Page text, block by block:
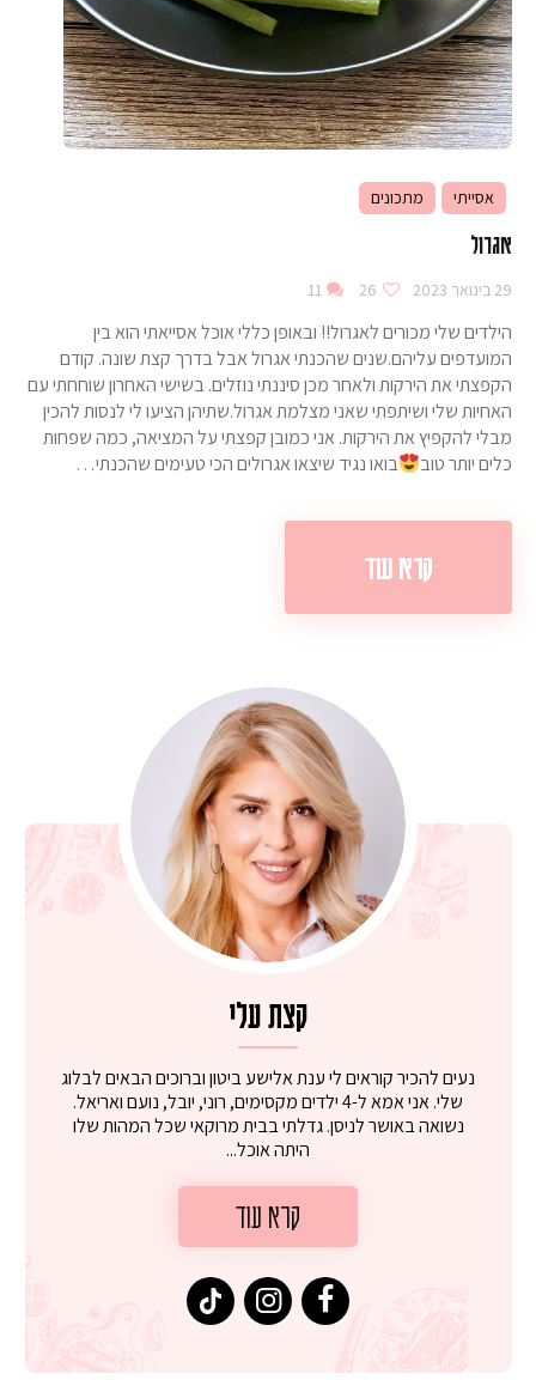
אסייתי מתכונים
אגרול
29 בינואר 2023 26
11
הילדים שלי מכורים לאגרול!! ובאופן כללי אוכל אסייאתי הוא בין
המועדפים עליהם.שנים שהכנתי אגרול אבל בדרך קצת שונה. קודם
הקפצתי את הירקות ולאחר מכן סיננתי נוזלים. בשישי האחרון שוחחתי עם
האחיות שלי ושיתפתי שאני מצלמת אגרול.שתיהן הציעו לי לנסות להכין
מבלי להקפיץ את הירקות. אני כמובן קפצתי על המציאה, כמה שפחות
כלים יותר טוב
בואו נגיד שיצאו אגרולים הכי טעימים שהכנתי…
קרא עוד
קצת עלי
נעים להכיר קוראים לי ענת אלישע ביטון וברוכים הבאים לבלוג
שלי. אני אמא ל-4 ילדים מקסימים, רוני, יובל, נועם ואריאל.
נשואה באושר לניסן. גדלתי בבית מרוקאי שכל המהות שלו
היתה אוכל...
קרא עוד